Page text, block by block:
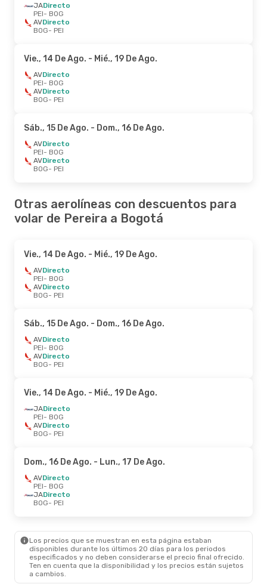
JADirecto
PEI- BOG
AVDirecto
BOG- PEI
Vie., 14 De Ago. - Mié., 19 De Ago.
AVDirecto
PEI- BOG
AVDirecto
BOG- PEI
Sáb., 15 De Ago. - Dom., 16 De Ago.
AVDirecto
PEI- BOG
AVDirecto
BOG- PEI
Otras aerolíneas con descuentos para
volar de Pereira a Bogotá
Vie., 14 De Ago. - Mié., 19 De Ago.
AVDirecto
PEI- BOG
AVDirecto
BOG- PEI
Sáb., 15 De Ago. - Dom., 16 De Ago.
AVDirecto
PEI- BOG
AVDirecto
BOG- PEI
Vie., 14 De Ago. - Mié., 19 De Ago.
JADirecto
PEI- BOG
AVDirecto
BOG- PEI
Dom., 16 De Ago. - Lun., 17 De Ago.
AVDirecto
PEI- BOG
JADirecto
BOG- PEI
Los precios que se muestran en esta página estaban
disponibles durante los últimos 20 días para los periodos
especificados y no deben considerarse el precio final ofrecido.
Ten en cuenta que la disponibilidad y los precios están sujetos
a cambios.